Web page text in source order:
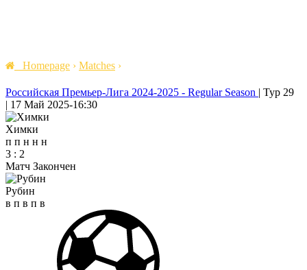
Homepage › Matches ›
Российская Премьер-Лига 2024-2025 - Regular Season | Тур 29
| 17 Май 2025-16:30
Химки
п п н н н
3 : 2
Матч Закончен
Рубин
в п в п в